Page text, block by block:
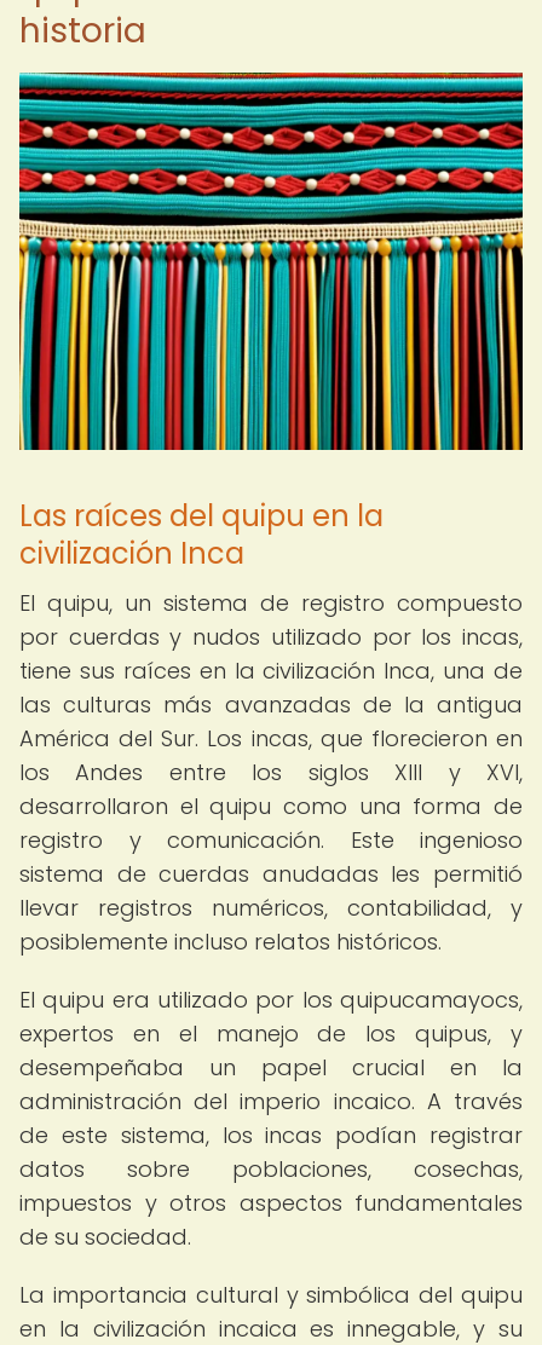
historia
Las raíces del quipu en la
civilización Inca
El quipu, un sistema de registro compuesto
por cuerdas y nudos utilizado por los incas,
tiene sus raíces en la civilización Inca, una de
las culturas más avanzadas de la antigua
América del Sur. Los incas, que florecieron en
los Andes entre los siglos XIII y XVI,
desarrollaron el quipu como una forma de
registro y comunicación. Este ingenioso
sistema de cuerdas anudadas les permitió
llevar registros numéricos, contabilidad, y
posiblemente incluso relatos históricos.
El quipu era utilizado por los quipucamayocs,
expertos en el manejo de los quipus, y
desempeñaba un papel crucial en la
administración del imperio incaico. A través
de este sistema, los incas podían registrar
datos sobre poblaciones, cosechas,
impuestos y otros aspectos fundamentales
de su sociedad.
La importancia cultural y simbólica del quipu
en la civilización incaica es innegable, y su